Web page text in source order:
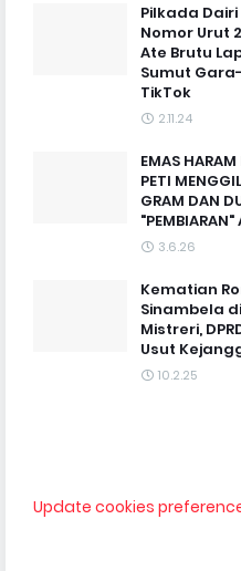
Pilkada
Nomor Urut
Ate Brutu
Sumut
TikTok
2.11.24
EMAS
PETI
GRAM DAN
"PEMBIARAN"
3.6.26
Kematian
Sinambela
Mistreri,
Usut
10.2.25
Update cookies